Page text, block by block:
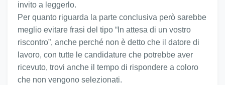
invito a leggerlo.
Per quanto riguarda la parte conclusiva però sarebbe
meglio evitare frasi del tipo “In attesa di un vostro
riscontro”, anche perché non è detto che il datore di
lavoro, con tutte le candidature che potrebbe aver
ricevuto, trovi anche il tempo di rispondere a coloro
che non vengono selezionati.